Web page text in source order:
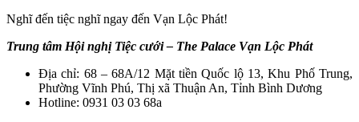
Nghĩ đến tiệc nghĩ ngay đến Vạn Lộc Phát!
Trung tâm Hội nghị Tiệc cưới – The Palace Vạn Lộc Phát
Địa chỉ: 68 – 68A/12 Mặt tiền Quốc lộ 13, Khu Phố Trung,
Phường Vĩnh Phú, Thị xã Thuận An, Tỉnh Bình Dương
Hotline: 0931 03 03 68a